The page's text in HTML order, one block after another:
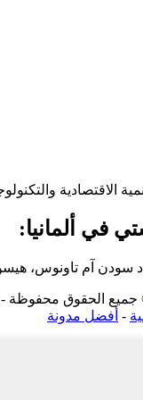
في ألمانيا:
محفوظة - 2010-2026.
- أفضل مدونة